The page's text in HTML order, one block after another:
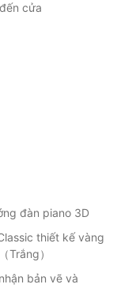
cửa
đàn piano 3D
thiết kế vàng
Trắng）
bản vẽ và